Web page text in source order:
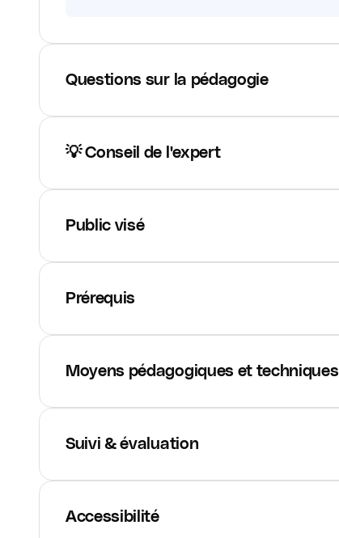
Questions sur la pédagogie
💡 Conseil de l'expert
Public visé
Prérequis
Moyens pédagogiques et techniques
Suivi & évaluation
Accessibilité